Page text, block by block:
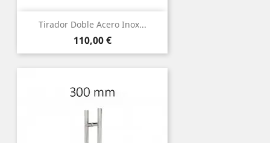
Tirador Doble Acero Inox...
Precio
110,00 €